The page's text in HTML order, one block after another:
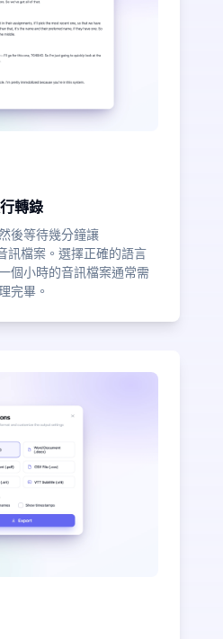
轉錄
後等待幾分鐘讓
訊檔案。選擇正確的語言
個小時的音訊檔案通常需
完畢。